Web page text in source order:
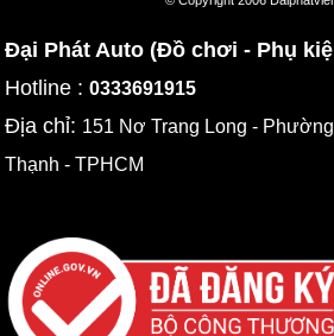
Đại Phát Auto (Đồ chơi - Phụ
Hotline :0333691915
Địa chỉ: 151 Nơ Trang Long -
Thạnh - TPHCM